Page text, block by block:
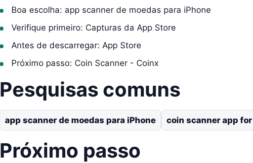
Boa escolha: app scanner de moedas para iPhone
Verifique primeiro: Capturas da App Store
Antes de descarregar: App Store
Próximo passo: Coin Scanner - Coinx
Pesquisas comuns
app scanner de moedas para iPhone coin scanner app
Próximo passo